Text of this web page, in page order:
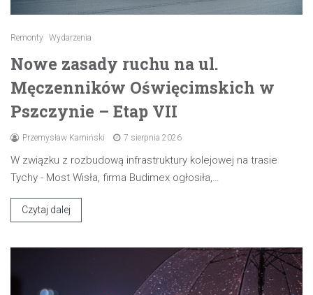
Remonty Wydarzenia
Nowe zasady ruchu na ul.
Męczenników Oświęcimskich w
Pszczynie – Etap VII
Przemysław Kamiński 7 sierpnia 2026
W związku z rozbudową infrastruktury kolejowej na trasie
Tychy - Most Wisła, firma Budimex ogłosiła,…
Czytaj dalej